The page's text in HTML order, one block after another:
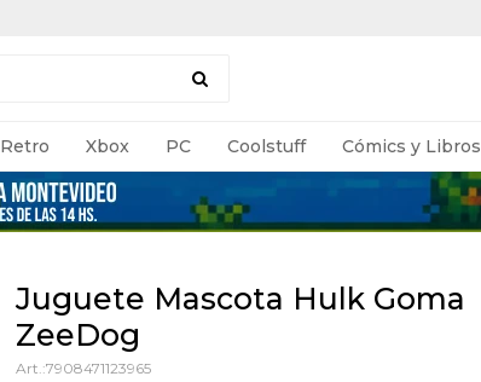
Retro Xbox PC Coolstuff Cómics y Libros
Juguete Mascota Hulk Goma
ZeeDog
7908471123965